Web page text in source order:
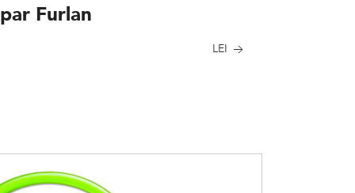
Furlan
LEI